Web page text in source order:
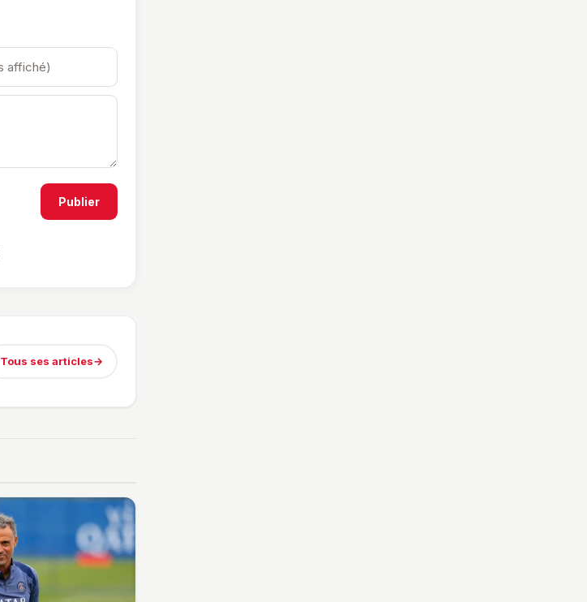
Publier
Tous ses articles→